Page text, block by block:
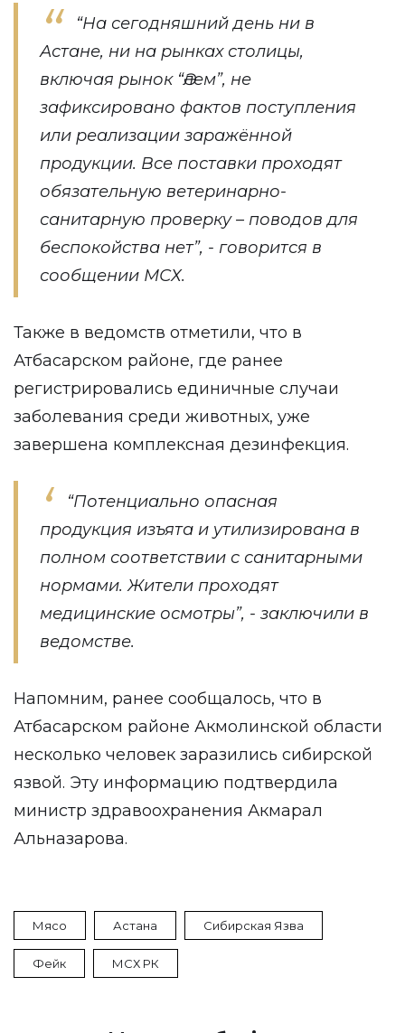
“На сегодняшний день ни в
Астане, ни на рынках столицы,
включая рынок “Әлем”, не
зафиксировано фактов поступления
или реализации заражённой
продукции. Все поставки проходят
обязательную ветеринарно-
санитарную проверку – поводов для
беспокойства нет”, - говорится в
сообщении МСХ.
Также в ведомств отметили, что в
Атбасарском районе, где ранее
регистрировались единичные случаи
заболевания среди животных, уже
завершена комплексная дезинфекция.
“Потенциально опасная
продукция изъята и утилизирована в
полном соответствии с санитарными
нормами. Жители проходят
медицинские осмотры”, - заключили в
ведомстве.
Напомним, ранее сообщалось, что в
Атбасарском районе Акмолинской области
несколько человек заразились сибирской
язвой. Эту информацию подтвердила
министр здравоохранения Акмарал
Альназарова.
Мясо Астана Сибирская Язва
Фейк МСХ РК